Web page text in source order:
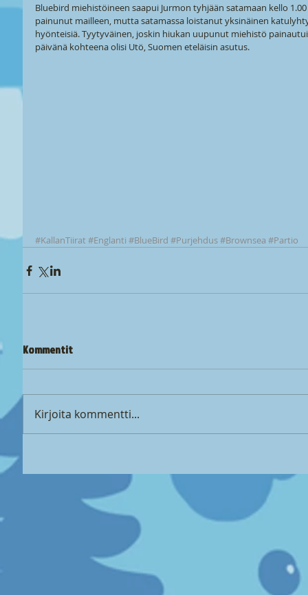
Bluebird miehistöineen saapui Jurmon tyhjään satamaan kello
painunut mailleen, mutta satamassa loistanut yksinäinen
hyönteisiä. Tyytyväinen, joskin hiukan uupunut miehistö
päivänä kohteena olisi Utö, Suomen eteläisin asutus.
#KallanTiirat #Englanti #BlueBird #Purjehdus#Brownsea #Partio
Kommentit
Kirjoita kommentti...